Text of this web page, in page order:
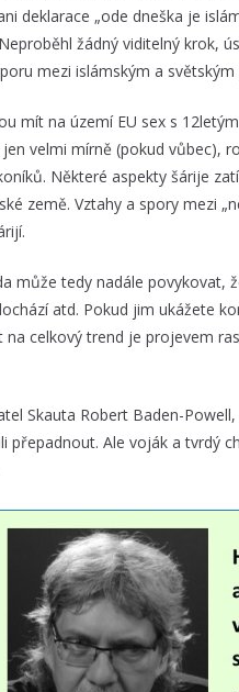
deklarace „ode dneška je
žádný viditelný krok,
mezi islámským a
mít na území EU sex s
velmi mírně (pokud vůbec),
Některé aspekty šárije
země. Vztahy a spory mezi
může tedy nadále povykovat,
atd. Pokud jim ukážete
na celkový trend je projevem
Skauta Robert Baden-
přepadnout. Ale voják a tvrdý